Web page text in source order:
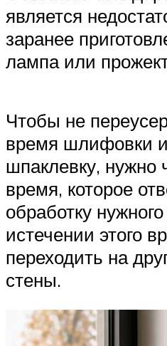
является
заранее
лампа или
Чтобы не
время шлифовки и
шпаклевку, нужно
время, которое
обработку
истечении этого
переходить на
стены.